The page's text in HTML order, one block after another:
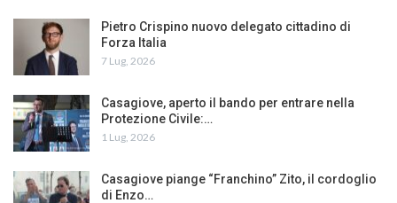
Pietro Crispino nuovo delegato cittadino di
Forza Italia
7 Lug, 2026
Casagiove, aperto il bando per entrare nella
Protezione Civile:…
1 Lug, 2026
Casagiove piange “Franchino” Zito, il cordoglio
di Enzo…